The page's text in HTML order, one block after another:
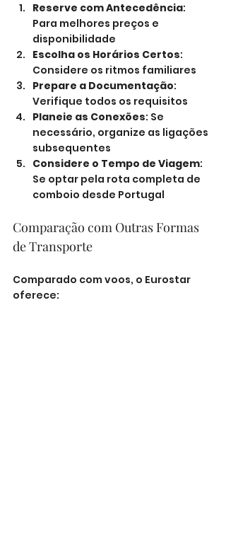
Reserve com Antecedência:
Para melhores preços e
disponibilidade
Escolha os Horários Certos:
Considere os ritmos familiares
Prepare a Documentação:
Verifique todos os requisitos
Planeie as Conexões: Se
necessário, organize as ligações
subsequentes
Considere o Tempo de Viagem:
Se optar pela rota completa de
comboio desde Portugal
Comparação com Outras Formas
de Transporte
Comparado com voos, o Eurostar
oferece: